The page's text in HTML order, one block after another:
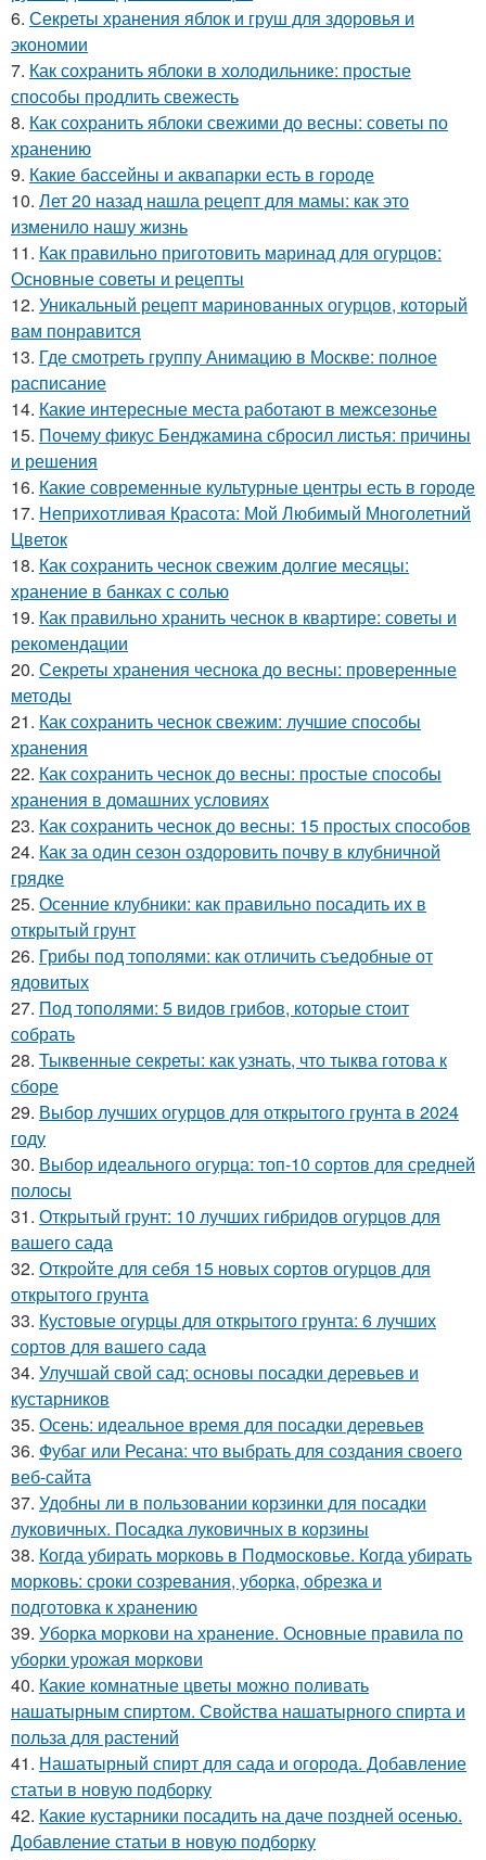
6. Секреты хранения яблок и груш для здоровья и
экономии
7. Как сохранить яблоки в холодильнике: простые
способы продлить свежесть
8. Как сохранить яблоки свежими до весны: советы по
хранению
9. Какие бассейны и аквапарки есть в городе
10. Лет 20 назад нашла рецепт для мамы: как это
изменило нашу жизнь
11. Как правильно приготовить маринад для огурцов:
Основные советы и рецепты
12. Уникальный рецепт маринованных огурцов, который
вам понравится
13. Где смотреть группу Анимацию в Москве: полное
расписание
14. Какие интересные места работают в межсезонье
15. Почему фикус Бенджамина сбросил листья: причины
и решения
16. Какие современные культурные центры есть в городе
17. Неприхотливая Красота: Мой Любимый Многолетний
Цветок
18. Как сохранить чеснок свежим долгие месяцы:
хранение в банках с солью
19. Как правильно хранить чеснок в квартире: советы и
рекомендации
20. Секреты хранения чеснока до весны: проверенные
методы
21. Как сохранить чеснок свежим: лучшие способы
хранения
22. Как сохранить чеснок до весны: простые способы
хранения в домашних условиях
23. Как сохранить чеснок до весны: 15 простых способов
24. Как за один сезон оздоровить почву в клубничной
грядке
25. Осенние клубники: как правильно посадить их в
открытый грунт
26. Грибы под тополями: как отличить съедобные от
ядовитых
27. Под тополями: 5 видов грибов, которые стоит
собрать
28. Тыквенные секреты: как узнать, что тыква готова к
сборе
29. Выбор лучших огурцов для открытого грунта в 2024
году
30. Выбор идеального огурца: топ-10 сортов для средней
полосы
31. Открытый грунт: 10 лучших гибридов огурцов для
вашего сада
32. Откройте для себя 15 новых сортов огурцов для
открытого грунта
33. Кустовые огурцы для открытого грунта: 6 лучших
сортов для вашего сада
34. Улучшай свой сад: основы посадки деревьев и
кустарников
35. Осень: идеальное время для посадки деревьев
36. Фубаг или Ресана: что выбрать для создания своего
веб-сайта
37. Удобны ли в пользовании корзинки для посадки
луковичных. Посадка луковичных в корзины
38. Когда убирать морковь в Подмосковье. Когда убирать
морковь: сроки созревания, уборка, обрезка и
подготовка к хранению
39. Уборка моркови на хранение. Основные правила по
уборки урожая моркови
40. Какие комнатные цветы можно поливать
нашатырным спиртом. Свойства нашатырного спирта и
польза для растений
41. Нашатырный спирт для сада и огорода. Добавление
статьи в новую подборку
42. Какие кустарники посадить на даче поздней осенью.
Добавление статьи в новую подборку